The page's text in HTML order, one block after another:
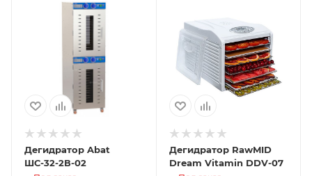
Дегидратор Abat
ШС-32-2В-02
Дегидратор RawMID
Dream Vitamin DDV-07